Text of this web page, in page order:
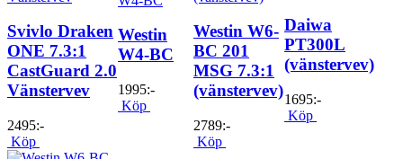
Svivlo Draken
ONE 7.3:1
CastGuard 2.0
Vänstervev
2495:-
Köp
Westin
W4-BC
1995:-
Köp
Westin W6-
BC 201
MSG 7.3:1
(vänstervev)
2789:-
Köp
Daiwa
PT300L
(vänstervev)
1695:-
Köp